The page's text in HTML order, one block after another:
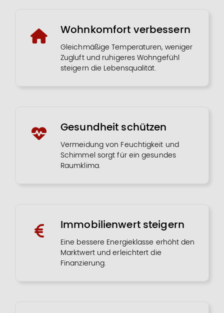
Wohnkomfort verbessern
Gleichmäßige Temperaturen, weniger
Zugluft und ruhigeres Wohngefühl
steigern die Lebensqualität.
Gesundheit schützen
Vermeidung von Feuchtigkeit und
Schimmel sorgt für ein gesundes
Raumklima.
Immobilienwert steigern
Eine bessere Energieklasse erhöht den
Marktwert und erleichtert die
Finanzierung.